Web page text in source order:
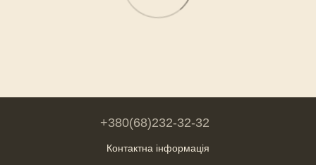
+380(68)232-32-32
Контактна інформація